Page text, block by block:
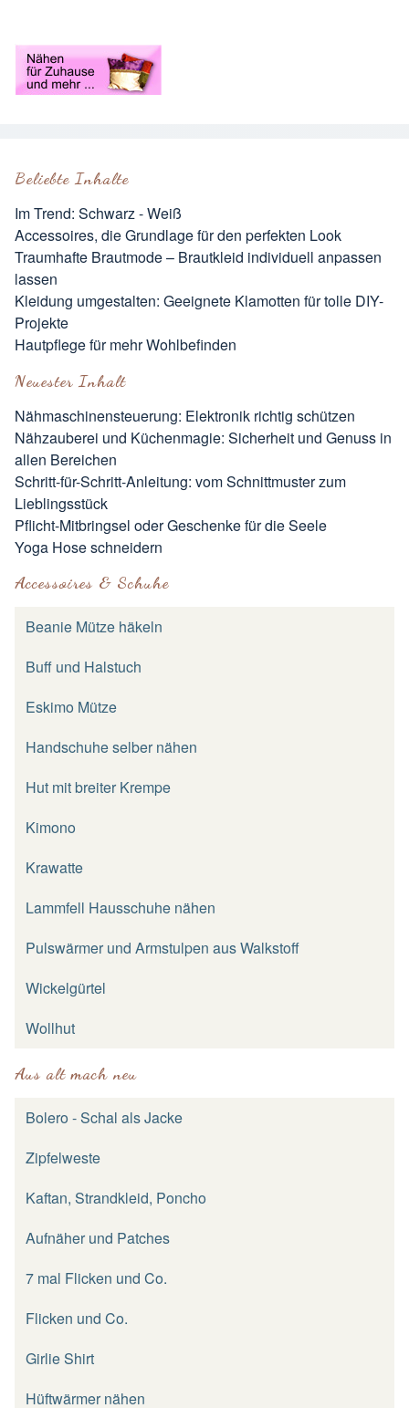
Beliebte Inhalte
Im Trend: Schwarz - Weiß
Accessoires, die Grundlage für den perfekten Look
Traumhafte Brautmode – Brautkleid individuell anpassen
lassen
Kleidung umgestalten: Geeignete Klamotten für tolle DIY-
Projekte
Hautpflege für mehr Wohlbefinden
Neuester Inhalt
Nähmaschinensteuerung: Elektronik richtig schützen
Nähzauberei und Küchenmagie: Sicherheit und Genuss in
allen Bereichen
Schritt-für-Schritt-Anleitung: vom Schnittmuster zum
Lieblingsstück
Pflicht-Mitbringsel oder Geschenke für die Seele
Yoga Hose schneidern
Accessoires & Schuhe
Beanie Mütze häkeln
Buff und Halstuch
Eskimo Mütze
Handschuhe selber nähen
Hut mit breiter Krempe
Kimono
Krawatte
Lammfell Hausschuhe nähen
Pulswärmer und Armstulpen aus Walkstoff
Wickelgürtel
Wollhut
Aus alt mach neu
Bolero - Schal als Jacke
Zipfelweste
Kaftan, Strandkleid, Poncho
Aufnäher und Patches
7 mal Flicken und Co.
Flicken und Co.
Girlie Shirt
Hüftwärmer nähen